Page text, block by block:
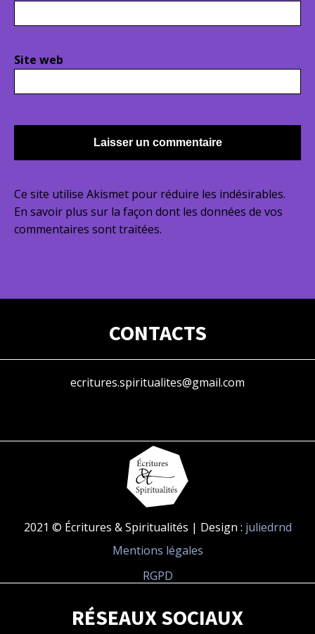
Site web
Ce site utilise Akismet pour réduire les indésirables.
En savoir plus sur la façon dont les données de vos
commentaires sont traitées.
CONTACTS
ecritures.spiritualites@gmail.com
2021 © Écritures & Spiritualités | Design : juliedrnd
Mentions légales
RGPD
RÉSEAUX SOCIAUX